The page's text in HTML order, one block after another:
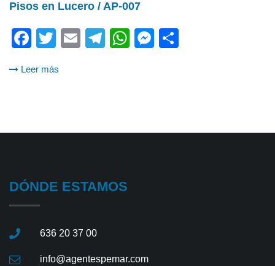
Pisos en Lucero / AP-007
Facebook
Twitter
EmailTelegram
WhatsApp
Messenger
Leer más
DÓNDE ESTAMOS
636 20 37 00
info@agentespemar.com